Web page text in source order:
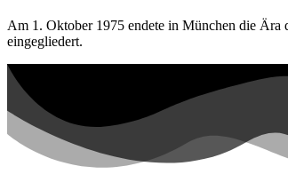
Am 1. Oktober 1975 endete in München die Ära
eingegliedert.